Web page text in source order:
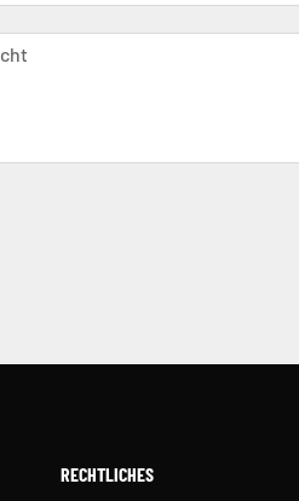
RECHTLICHES